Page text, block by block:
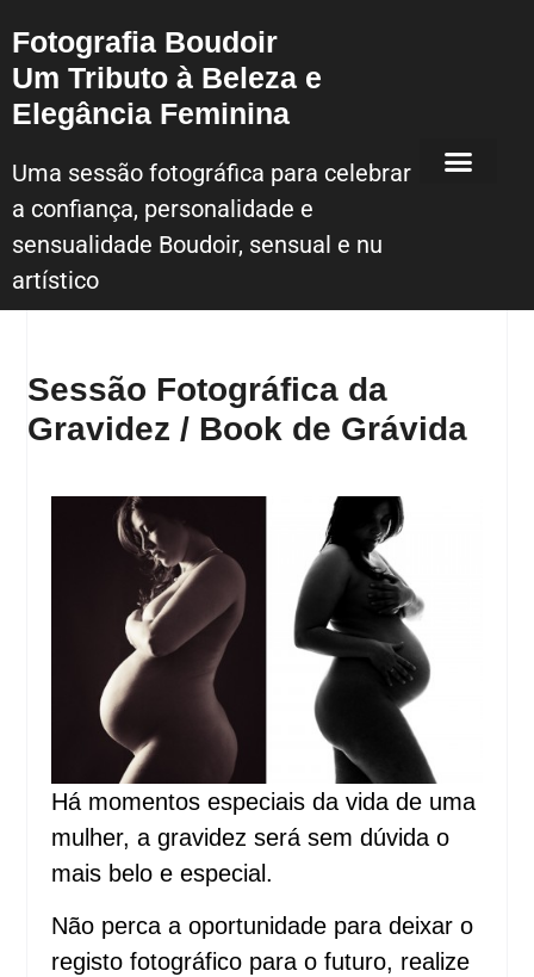
Fotografia Boudoir
Um Tributo à Beleza e
Elegância Feminina
Uma sessão fotográfica para celebrar
a confiança, personalidade e
sensualidade Boudoir, sensual e nu
artístico
Sessão Fotográfica da
Gravidez / Book de Grávida
Há momentos especiais da vida de uma
mulher, a gravidez será sem dúvida o
mais belo e especial.
Não perca a oportunidade para deixar o
registo fotográfico para o futuro, realize